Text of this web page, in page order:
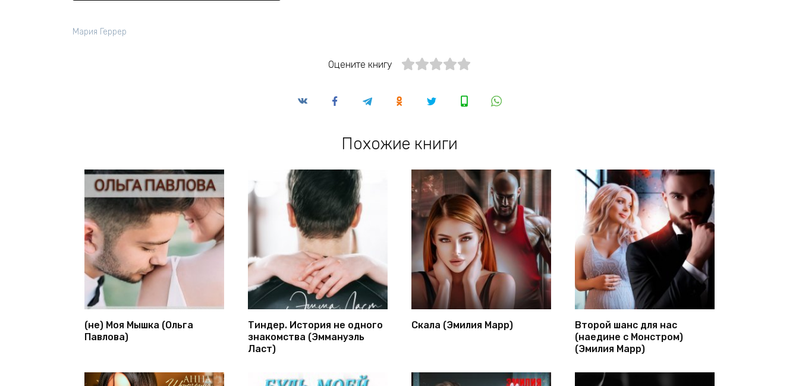
Мария Геррер
Оцените книгу
Похожие книги
(не) Моя Мышка (Ольга
Павлова)
Тиндер. История не одного
знакомства (Эммануэль
Ласт)
Скала (Эмилия Марр)
Второй шанс для нас
(наедине с Монстром)
(Эмилия Марр)